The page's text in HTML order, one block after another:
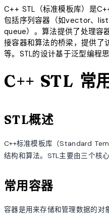
C++ STL（标准模板库）是
包括序列容器（如vector、
queue）。算法提供了处理容
接容器和算法的桥梁，提供了
等。STL的设计基于泛型编程
C++ STL 常
STL概述
C++标准模板库（Standard
结构和算法。STL主要由三个核心
常用容器
容器是用来存储和管理数据的对